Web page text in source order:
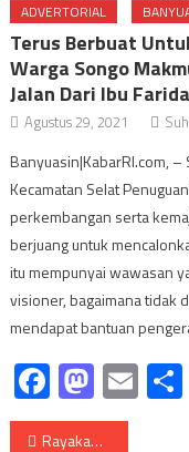
ADVERTORIAL
Terus Berbuat
Warga Songo
Jalan Dari Ibu
Agustus 29, 2021 Suh
Banyuasin|KabarRI.com,
Kecamatan Selat
perkembangan serta
berjuang untuk
itu mempunyai wawasan
visioner, bagaimana tidak
mendapat bantuan
Facebook
Navigasi
Rayakan HUT RI Ke 77 Tahun, SMSI Banyuasin Gelar Turnamen Gaple Cup Antar Media